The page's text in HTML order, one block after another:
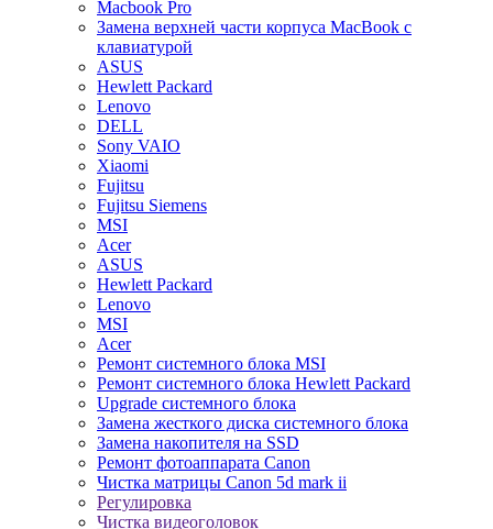
Macbook Pro
Замена верхней части корпуса MacBook с
клавиатурой
ASUS
Hewlett Packard
Lenovo
DELL
Sony VAIO
Xiaomi
Fujitsu
Fujitsu Siemens
MSI
Acer
ASUS
Hewlett Packard
Lenovo
MSI
Acer
Ремонт системного блока MSI
Ремонт системного блока Hewlett Packard
Upgrade системного блока
Замена жесткого диска системного блока
Замена накопителя на SSD
Ремонт фотоаппарата Canon
Чистка матрицы Canon 5d mark ii
Регулировка
Чистка видеоголовок